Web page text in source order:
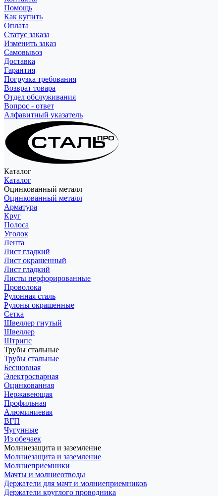
Помощь
Как купить
Оплата
Статус заказа
Изменить заказ
Самовывоз
Доставка
Гарантия
Погрузка требования
Возврат товара
Отдел обслуживания
Вопрос - ответ
Алфавитный указатель
Каталог
Каталог
Оцинкованный металл
Оцинкованный металл
Арматура
Круг
Полоса
Уголок
Лента
Лист гладкий
Лист окрашенный
Лист гладкий
Листы перфорированные
Проволока
Рулонная сталь
Рулоны окрашенные
Сетка
Швеллер гнутый
Швеллер
Штрипс
Трубы стальные
Трубы стальные
Бесшовная
Электросварная
Оцинкованная
Нержавеющая
Профильная
Алюминиевая
ВГП
Чугунные
Из обечаек
Молниезащита и заземление
Молниезащита и заземление
Молниеприемники
Мачты и молниеотводы
Держатели для мачт и молниеприемников
Держатели круглого проводника